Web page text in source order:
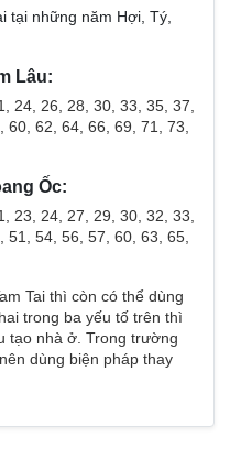
tại những năm Hợi, Tý,
Lâu:
24, 26, 28, 30, 33, 35, 37,
60, 62, 64, 66, 69, 71, 73,
Ốc:
23, 24, 27, 29, 30, 32, 33,
51, 54, 56, 57, 60, 63, 65,
Tai thì còn có thể dùng
trong ba yếu tố trên thì
tạo nhà ở. Trong trường
dùng biện pháp thay